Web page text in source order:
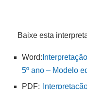
Baixe esta
Word:
5º ano – Modelo
PDF: